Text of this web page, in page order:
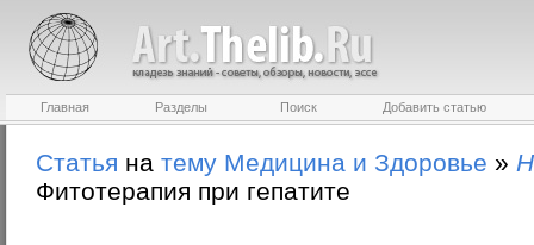
Главная Разделы Поиск Добавить статью
Статья на тему Медицина и Здоровье »
Фитотерапия при гепатите